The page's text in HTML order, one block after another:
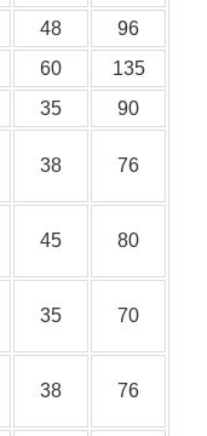
48
96
60
135
35
90
38 76
45 80
35 70
38 76